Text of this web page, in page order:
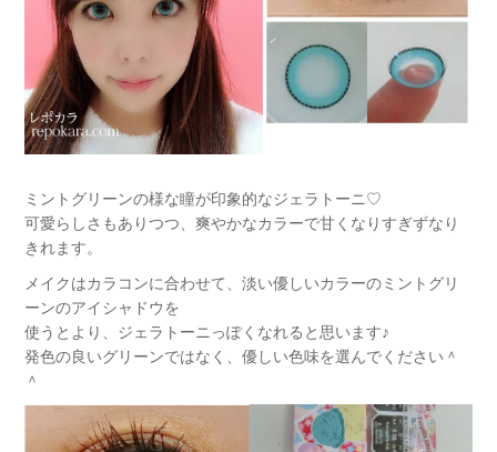
ミントグリーンの様な瞳が印象的なジェラトーニ♡
可愛らしさもありつつ、爽やかなカラーで甘くなりすぎずなり
きれます。
メイクはカラコンに合わせて、淡い優しいカラーのミントグリ
ーンのアイシャドウを
使うとより、ジェラトーニっぽくなれると思います♪
発色の良いグリーンではなく、優しい色味を選んでください＾
＾